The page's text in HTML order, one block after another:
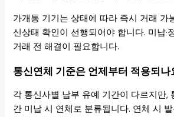
가개통 기기는 상태에 따라 즉시 거래 가
신상태 확인이 선행되어야 합니다. 미납·
거래 전 해결이 필요합니다.
통신연체 기준은 언제부터 적용되나
각 통신사별 납부 유예 기간이 다르지만,
간 미납 시 연체로 분류됩니다. 연체 시